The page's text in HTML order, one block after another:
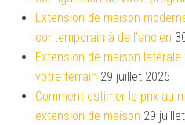
Extension de maison
contemporain à de l’ancien
Extension de maison
votre terrain 29 juillet 2026
Comment estimer le prix au
extension de maison 29